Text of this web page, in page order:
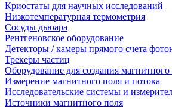
Криостаты для научных исследований
Низкотемпературная термометрия
Сосуды дьюара
Рентгеновское оборудование
Детекторы / камеры прямого счета
Трекеры частиц
Оборудование для создания магнитного
Измерение магнитного поля и потока
Исследовательские системы и
Источники магнитного поля